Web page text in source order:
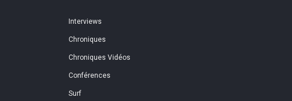
Interviews
Chroniques
Chroniques Vidéos
Conférences
Surf